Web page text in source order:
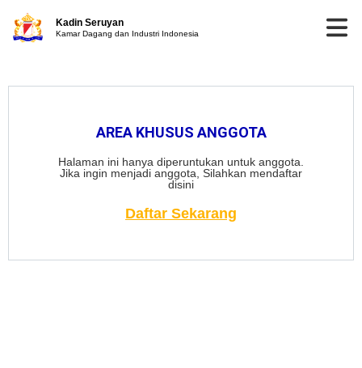
Kadin Seruyan
Kamar Dagang dan Industri Indonesia
AREA KHUSUS ANGGOTA
Halaman ini hanya diperuntukan untuk anggota.
Jika ingin menjadi anggota, Silahkan mendaftar
disini
Daftar Sekarang